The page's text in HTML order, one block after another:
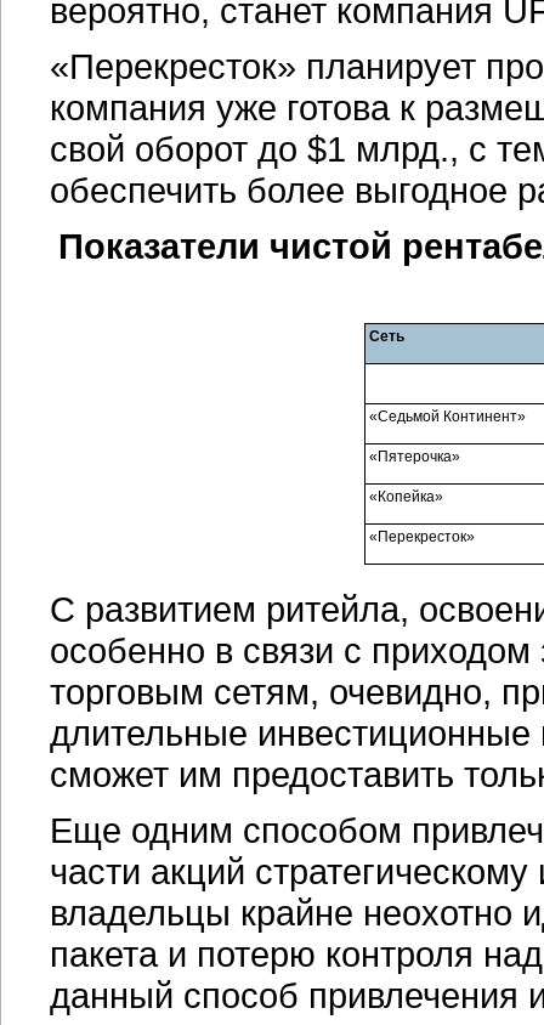
вероятно, станет компания
«Перекресток» планирует
компания уже готова к
свой оборот до $1 млрд., с
обеспечить более выгодное
Показатели чистой
Сеть
«Седьмой Континент»
«Пятерочка»
«Копейка»
«Перекресток»
С развитием ритейла,
особенно в связи с
торговым сетям, очевидно,
длительные
сможет им предоставить
Еще одним способом
части акций
владельцы крайне неохотно
пакета и потерю контроля
данный способ привлечения